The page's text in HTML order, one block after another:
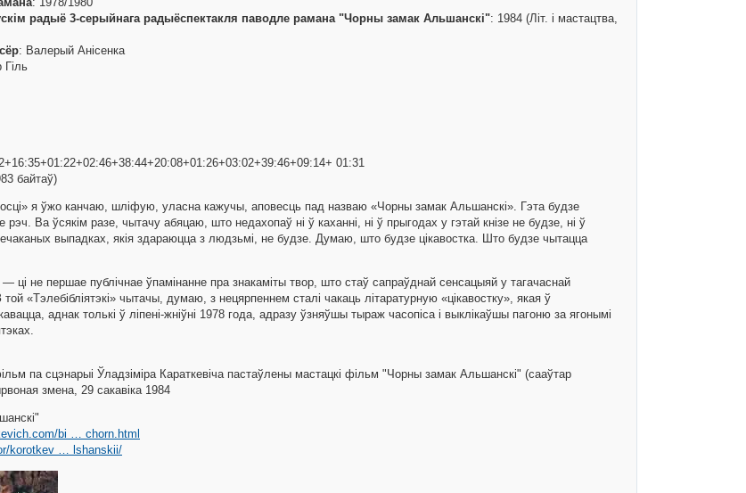
радыё 3-серыйнага радыёспектакля паводле рамана "Чорны замак Альшанскі": 1984 (Літ. і мастацтва,
: Валерый Анісенка
Гіль
01:31
байтаў)
я ўжо канчаю, шлiфую, уласна кажучы, аповесць пад назваю «Чорны замак Альшанскi». Гэта будзе
рэч. Ва ўсякiм разе, чытачу абяцаю, што недахопаў нi ў каханнi, нi ў прыгодах у гэтай кнiзе не будзе, нi ў
выпадках, якiя здараюцца з людзьмi, не будзе. Думаю, што будзе цiкавостка. Што будзе чытацца
цi не першае публiчнае ўпамiнанне пра знакамiты твор, што стаў сапраўднай сенсацыяй у тагачаснай
«Тэлебiблiятэкi» чытачы, думаю, з нецярпеннем сталi чакаць лiтаратурную «цiкавостку», якая ў
аднак толькi ў лiпенi-жнiўнi 1978 года, адразу ўзняўшы тыраж часопiса i выклiкаўшы пагоню за ягонымi
па сцэнарыі Ўладзіміра Караткевіча пастаўлены мастацкі фільм "Чорны замак Альшанскі" (сааўтар
змена, 29 сакавіка 1984
bi … chorn.html
korotkev … lshanskii/